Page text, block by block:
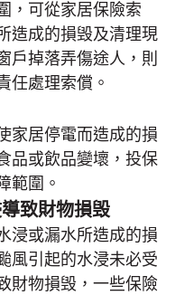
，可從家居保險索
造成的損毁及清理現
戶掉落弄傷途人，則
任處理索償。
家居停電而造成的損
品或飲品變壞，投保
範圍。
致財物損毁
浸或漏水所造成的損
風引起的水浸未必受
財物損毁，一些保險